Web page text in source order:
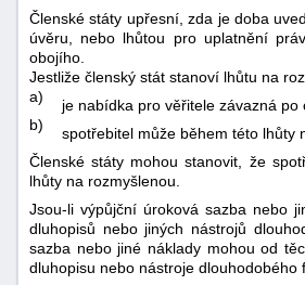
Členské státy upřesní, zda je doba
úvěru, nebo lhůtou pro uplatnění
obojího.
Jestliže členský stát stanoví lhůtu na
a)
je nabídka pro věřitele závazná
b)
spotřebitel může během této lhůty
Členské státy mohou stanovit, že
lhůty na rozmyšlenou.
Jsou-li výpůjční úroková sazba nebo
dluhopisů nebo jiných nástrojů
sazba nebo jiné náklady mohou od
dluhopisu nebo nástroje dlouhodobého